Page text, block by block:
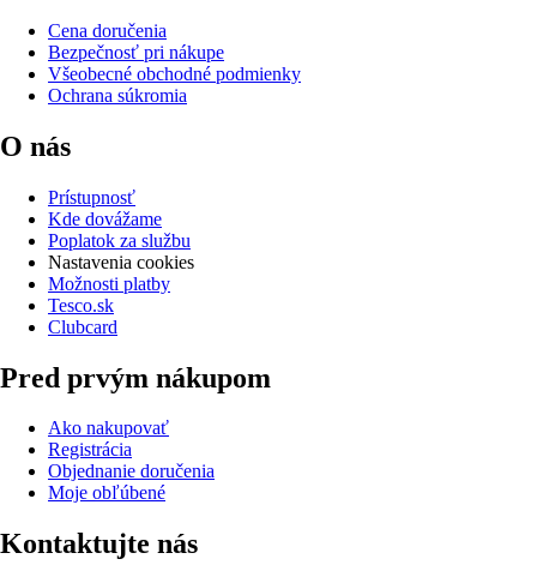
Cena doručenia
Bezpečnosť pri nákupe
Všeobecné obchodné podmienky
Ochrana súkromia
O nás
Prístupnosť
Kde dovážame
Poplatok za službu
Nastavenia cookies
Možnosti platby
Tesco.sk
Clubcard
Pred prvým nákupom
Ako nakupovať
Registrácia
Objednanie doručenia
Moje obľúbené
Kontaktujte nás